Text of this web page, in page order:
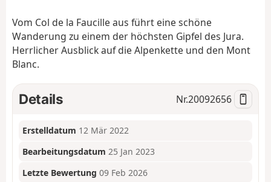
t
n
Vom Col de la Faucille aus führt eine schöne
Wanderung zu einem der höchsten Gipfel des Jura.
Herrlicher Ausblick auf die Alpenkette und den Mont
Blanc.
Details Nr.20092656
Erstelldatum 12 Mär 2022
Bearbeitungsdatum 25 Jan 2023
Letzte Bewertung 09 Feb 2026